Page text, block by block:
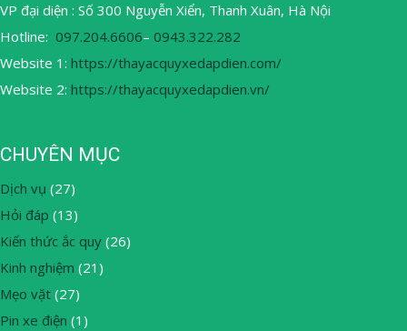
VP đại diện : Số 300 Nguyễn Xiển, Thanh Xuân, Hà Nội
Hotline: 097.204.6606– 0943.322.282
Website 1: https://thayacquyxedapdien.com/
Website 2: https://thayacquyxedapdien.vn/
CHUYÊN MỤC
Dịch vụ (27)
Hỏi đáp (13)
Kiến thức ắc quy (26)
Kinh nghiệm (21)
Mẹo vặt (27)
Pin xe điện (1)